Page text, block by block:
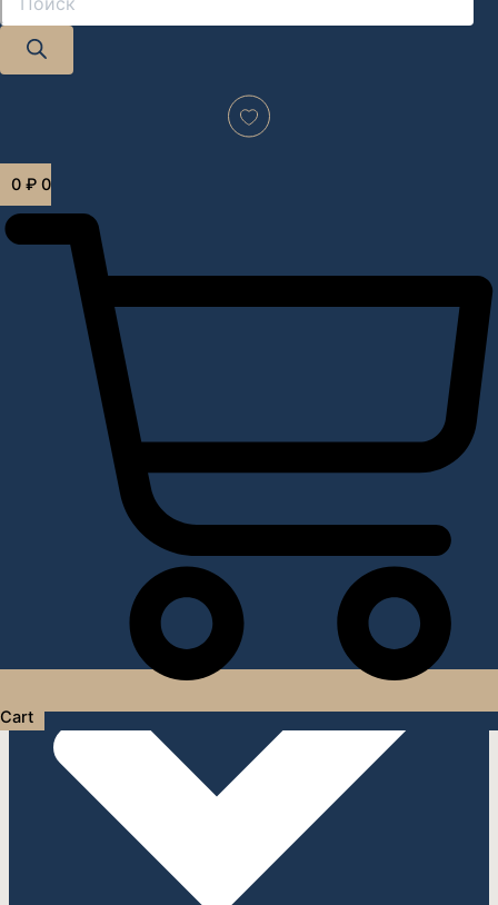
0 ₽ 0
Cart
Дизайн-проект "под ключ" в Москве
Услуги дизайнера интерьера